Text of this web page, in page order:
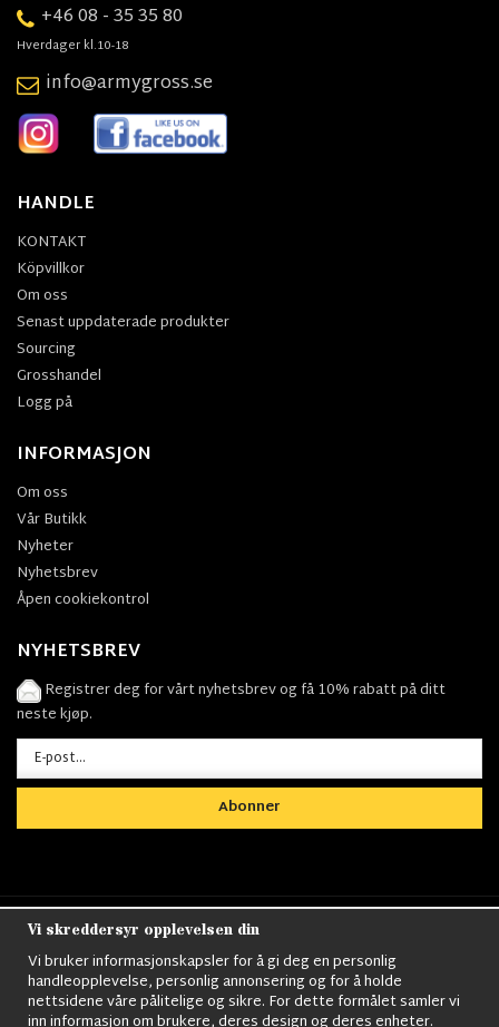
+46 08 - 35 35 80
Hverdager kl.10-18
info@armygross.se
HANDLE
KONTAKT
Köpvillkor
Om oss
Senast uppdaterade produkter
Sourcing
Grosshandel
Logg på
INFORMASJON
Om oss
Vår Butikk
Nyheter
Nyhetsbrev
Åpen cookiekontrol
NYHETSBREV
Registrer deg for vårt nyhetsbrev og få 10% rabatt på ditt
neste kjøp.
Abonner
Nordens största utbud av
kläder,Militärtöverskott, Militärutrustning, Ordningsvakt
utrustning,väktarkläder,Militärbyxor,Militärjackor,M65
Jackor,Bomberjackor,Militärkängor,Militära Ryggsäckar,Vintage Army
kläder,Sjömanskläder,Paracord,Gasmask,Ghillie
Vi skreddersyr opplevelsen din
Vi bruker informasjonskapsler for å gi deg en personlig
handleopplevelse, personlig annonsering og for å holde
nettsidene våre pålitelige og sikre. For dette formålet samler vi